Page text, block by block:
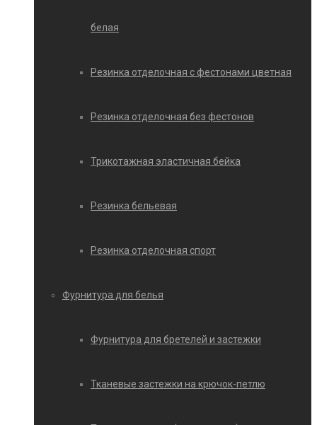
белая
Резинка отделочная с фестонами цветная
Резинка отделочная без фестонов
Трикотажная эластичная бейка
Резинка бельевая
Резинка отделочная спорт
Фурнитура для белья
Фурнитура для бретелей и застежки
Тканевые застежки на крючок-петлю